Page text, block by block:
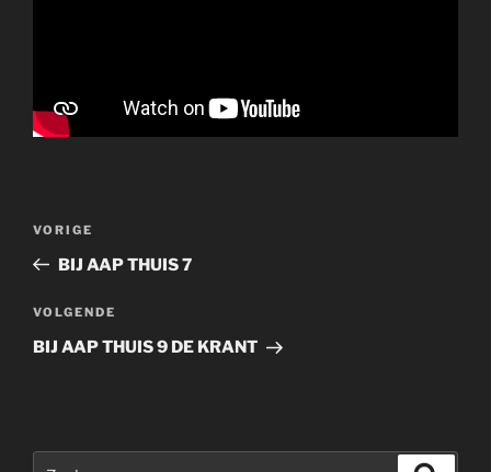
Vorig
bericht
VORIGE
BIJ AAP THUIS 7
Volgend
bericht
VOLGENDE
BIJ AAP THUIS 9 DE KRANT